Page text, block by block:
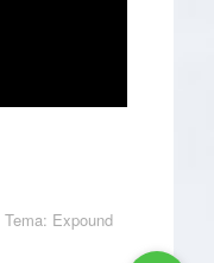
Tema: Expound